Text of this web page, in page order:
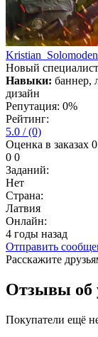
Kristian
Новый специалист
Навыки: баннер,
дизайн
Репутация: 0%
Рейтинг:
5.0 /(0)
Оценка в заказах
0 0
Заданий:
Нет
Страна:
Латвия
Онлайн:
4 годы назад
Отправить
Расскажите
Отзывы об
Покупатели ещё